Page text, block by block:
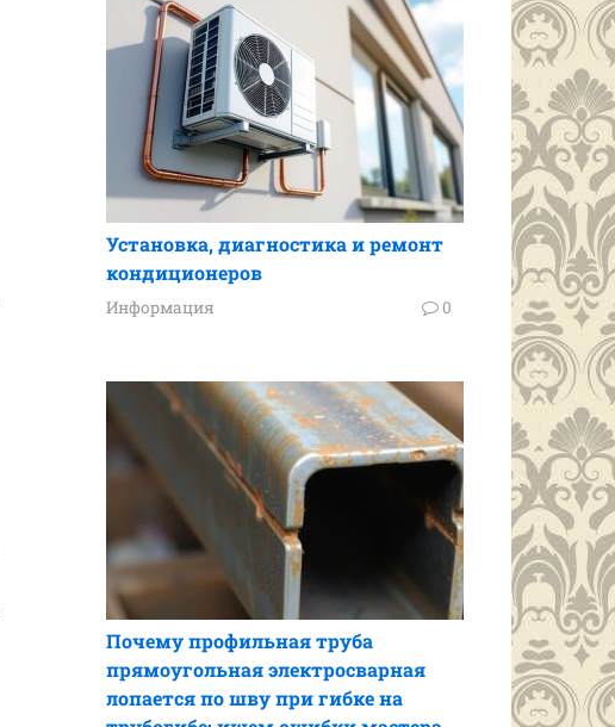
Установка, диагностика и ремонт
кондиционеров
Информация 0
Почему профильная труба
прямоугольная электросварная
лопается по шву при гибке на